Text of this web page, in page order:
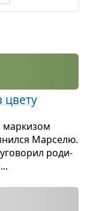
мар­ки­зом
Мар­селю.
роди­